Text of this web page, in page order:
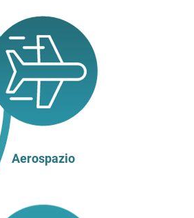
Aerospazio